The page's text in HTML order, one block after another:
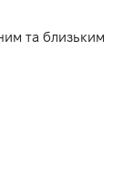
та близьким